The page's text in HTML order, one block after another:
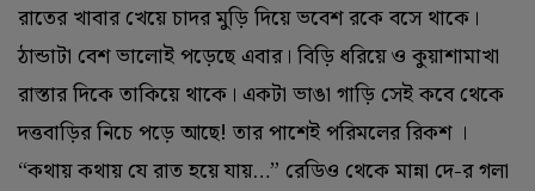
রাতের খাবার খেয়ে চাদর মুড়ি দিয়ে ভবেশ রকে বসে থাকে।
ঠান্ডাটা বেশ ভালোই পড়েছে এবার। বিড়ি ধরিয়ে ও কুয়াশামাখা
রাস্তার দিকে তাকিয়ে থাকে। একটা ভাঙা গাড়ি সেই কবে থেকে
দত্তবাড়ির নিচে পড়ে আছে! তার পাশেই পরিমলের রিকশ ।
“কথায় কথায় যে রাত হয়ে যায়…” রেডিও থেকে মান্না দে-র গলা